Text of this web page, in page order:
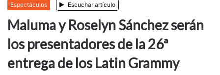
Espectáculos Escuchar artículo
Maluma y Roselyn Sánchez serán
los presentadores de la 26ª
entrega de los Latin Grammy